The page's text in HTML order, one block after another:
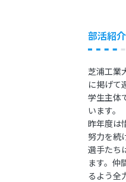
部活紹介
芝浦工業
に掲げて
学生主体
います。
昨年度は
努力を続
選手たち
ます。仲
るよう全